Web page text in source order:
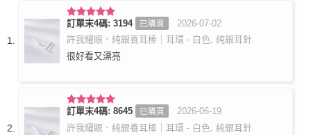
評分5滿
分 5
訂單末4碼: 3194 已購買
2026-07-02
許我耀眼．純銀養耳棒｜耳環 - 白色, 純銀耳針
很好看又漂亮
評分5滿
分 5
訂單末4碼: 8645 已購買
2026-06-19
許我耀眼．純銀養耳棒｜耳環 - 白色, 純銀耳針